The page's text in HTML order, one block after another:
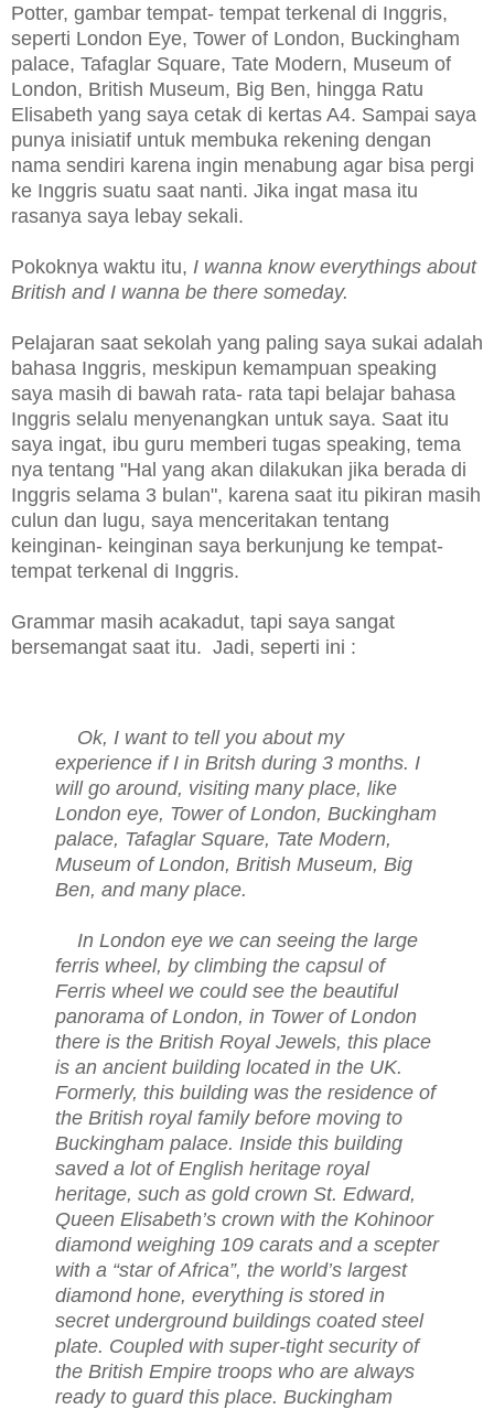
Potter, gambar tempat- tempat terkenal di Inggris,
seperti London Eye, Tower of London, Buckingham
palace, Tafaglar Square, Tate Modern, Museum of
London, British Museum, Big Ben, hingga Ratu
Elisabeth yang saya cetak di kertas A4. Sampai saya
punya inisiatif untuk membuka rekening dengan
nama sendiri karena ingin menabung agar bisa pergi
ke Inggris suatu saat nanti. Jika ingat masa itu
rasanya saya lebay sekali.
Pokoknya waktu itu, I wanna know everythings about
British and I wanna be there someday.
Pelajaran saat sekolah yang paling saya sukai adalah
bahasa Inggris, meskipun kemampuan speaking
saya masih di bawah rata- rata tapi belajar bahasa
Inggris selalu menyenangkan untuk saya. Saat itu
saya ingat, ibu guru memberi tugas speaking, tema
nya tentang "Hal yang akan dilakukan jika berada di
Inggris selama 3 bulan", karena saat itu pikiran masih
culun dan lugu, saya menceritakan tentang
keinginan- keinginan saya berkunjung ke tempat-
tempat terkenal di Inggris.
Grammar masih acakadut, tapi saya sangat
bersemangat saat itu. Jadi, seperti ini :
Ok, I want to tell you about my
experience if I in Britsh during 3 months. I
will go around, visiting many place, like
London eye, Tower of London, Buckingham
palace, Tafaglar Square, Tate Modern,
Museum of London, British Museum, Big
Ben, and many place.
In London eye we can seeing the large
ferris wheel, by climbing the capsul of
Ferris wheel we could see the beautiful
panorama of London, in Tower of London
there is the British Royal Jewels, this place
is an ancient building located in the UK.
Formerly, this building was the residence of
the British royal family before moving to
Buckingham palace. Inside this building
saved a lot of English heritage royal
heritage, such as gold crown St. Edward,
Queen Elisabeth’s crown with the Kohinoor
diamond weighing 109 carats and a scepter
with a “star of Africa”, the world’s largest
diamond hone, everything is stored in
secret underground buildings coated steel
plate. Coupled with super-tight security of
the British Empire troops who are always
ready to guard this place. Buckingham